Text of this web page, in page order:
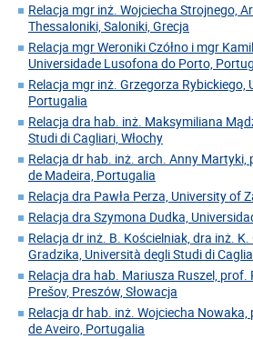
Relacja mgr inż. Wojciecha Strojnego,
Thessaloniki, Saloniki, Grecja
Relacja mgr Weroniki Czółno i mgr
Universidade Lusofona do Porto,
Relacja mgr inż. Grzegorza Rybickiego,
Portugalia
Relacja dra hab. inż. Maksymiliana
Studi di Cagliari, Włochy
Relacja dr hab. inż. arch. Anny Martyki,
de Madeira, Portugalia
Relacja dra Pawła Perza, University of
Relacja dra Szymona Dudka,
Relacja dr inż. B. Kościelniak, dra inż.
Gradzika, Università degli Studi di
Relacja dra hab. Mariusza Ruszel, prof.
Prešov, Preszów, Słowacja
Relacja dr hab. inż. Wojciecha
de Aveiro, Portugalia